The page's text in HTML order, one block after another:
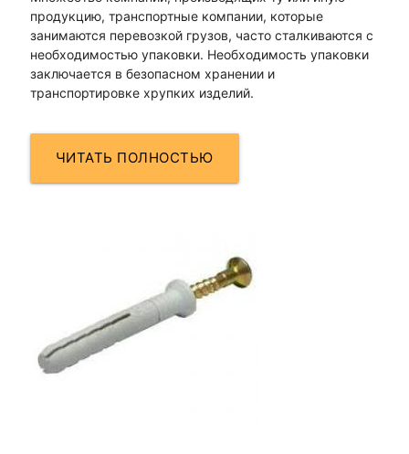
продукцию, транспортные компании, которые
занимаются перевозкой грузов, часто сталкиваются с
необходимостью упаковки. Необходимость упаковки
заключается в безопасном хранении и
транспортировке хрупких изделий.
ЧИТАТЬ ПОЛНОСТЬЮ